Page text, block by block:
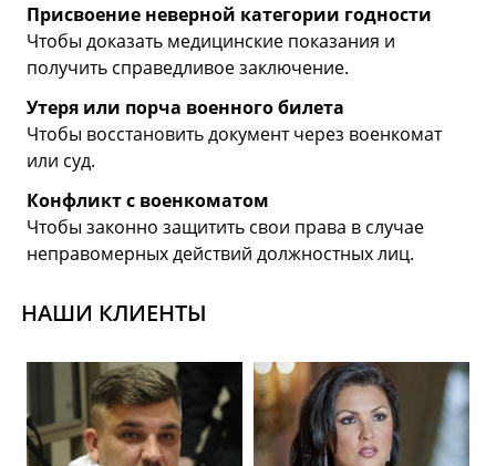
Присвоение неверной категории годности
Чтобы доказать медицинские показания и
получить справедливое заключение.
Утеря или порча военного билета
Чтобы восстановить документ через военкомат
или суд.
Конфликт с военкоматом
Чтобы законно защитить свои права в случае
неправомерных действий должностных лиц.
НАШИ КЛИЕНТЫ